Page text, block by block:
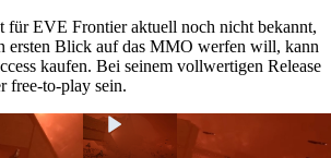
für EVE Frontier aktuell noch nicht bekannt,
ersten Blick auf das MMO werfen will, kann
kaufen. Bei seinem vollwertigen Release
free-to-play sein.